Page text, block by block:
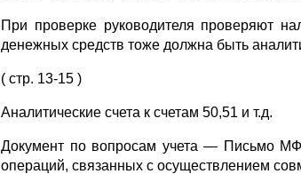
При проверке руководителя проверяют
денежных средств тоже должна быть
( стр. 13-15 )
Аналитические счета к счетам 50,51 и т.д.
Документ по вопросам учета — Письмо
операций, связанных с осуществлением